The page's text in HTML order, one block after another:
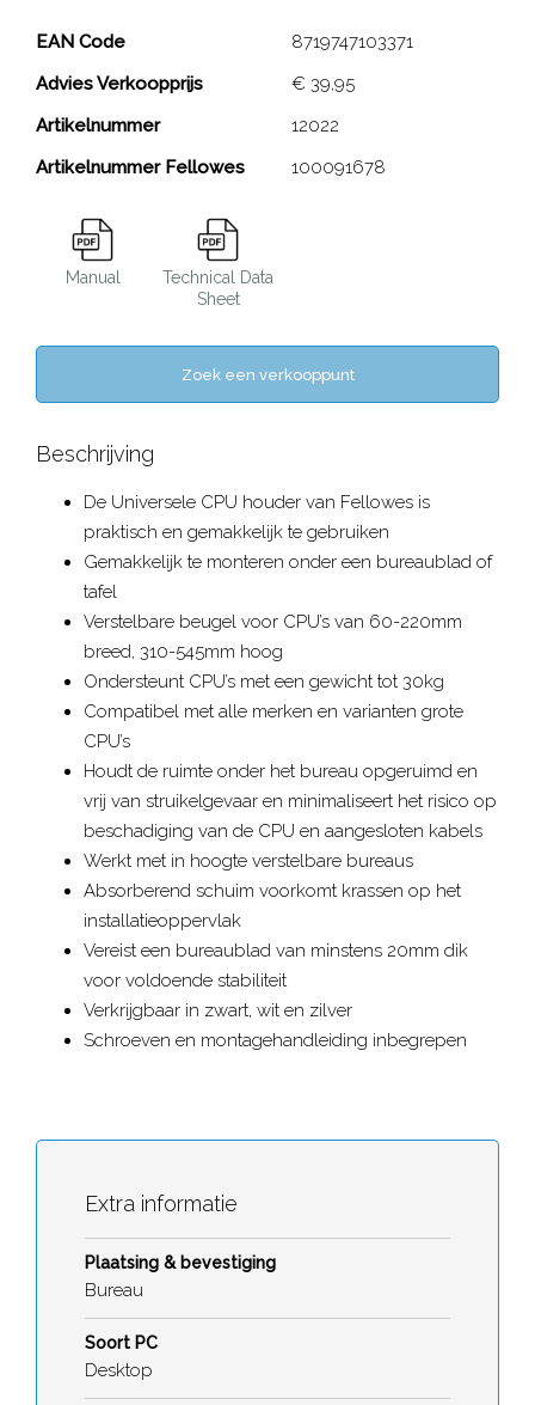
Smart Space CPU-houder
Close
EAN Code
8719747103371
Advies Verkoopprijs
€ 39,95
Artikelnummer
12022
Artikelnummer Fellowes
100091678
Manual
Technical Data
Sheet
Zoek een verkooppunt
Beschrijving
De Universele CPU houder van Fellowes is
praktisch en gemakkelijk te gebruiken
Gemakkelijk te monteren onder een bureaublad of
tafel
Verstelbare beugel voor CPU’s van 60-220mm
breed, 310-545mm hoog
Ondersteunt CPU’s met een gewicht tot 30kg
Compatibel met alle merken en varianten grote
CPU’s
Houdt de ruimte onder het bureau opgeruimd en
vrij van struikelgevaar en minimaliseert het risico op
beschadiging van de CPU en aangesloten kabels
Werkt met in hoogte verstelbare bureaus
Absorberend schuim voorkomt krassen op het
installatieoppervlak
Vereist een bureaublad van minstens 20mm dik
voor voldoende stabiliteit
Verkrijgbaar in zwart, wit en zilver
Schroeven en montagehandleiding inbegrepen
Extra informatie
Plaatsing & bevestiging
Bureau
Soort PC
Desktop